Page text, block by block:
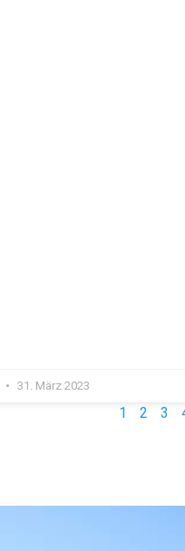
31. März 2023
1 2 3